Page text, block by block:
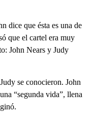
dice que ésta es una de
que el cartel era muy
John Nears y Judy
se conocieron. John
“segunda vida”, llena